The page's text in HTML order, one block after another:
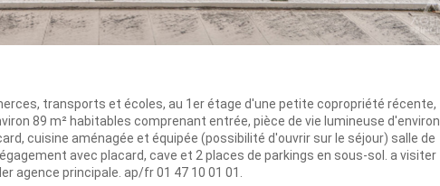
transports et écoles, au 1er étage d'une petite copropriété récente,
89 m² habitables comprenant entrée, pièce de vie lumineuse d'environ
cuisine aménagée et équipée (possibilité d'ouvrir sur le séjour) salle de
avec placard, cave et 2 places de parkings en sous-sol. a visiter
agence principale. ap/fr 01 47 10 01 01.